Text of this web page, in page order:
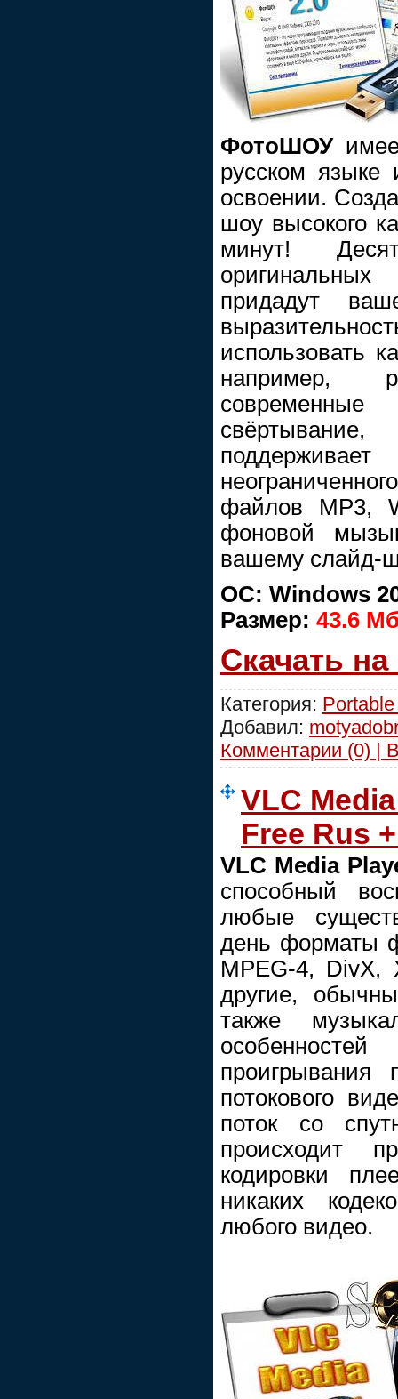
ФотоШОУ
русском языке
освоении.
шоу высокого
минут!
придадут
использовать
например,
файлов MP3,
фоновой
вашему слайд-
ОС: Windows
Размер: 43.6
Скачать
Категория:
Добавил:
Комментарии (0) |
VLC
Free Rus
VLC Media
способный
любые
день форматы
MPEG-4, DivX,
другие,
также
проигрывания
потокового
поток со
происходит
кодировки
никаких
любого видео.